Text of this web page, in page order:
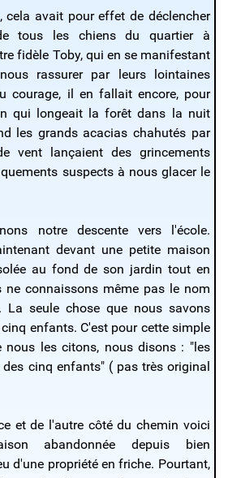
cela avait pour effet de déclencher
tous les chiens du quartier à
fidèle Toby, qui en se manifestant
rassurer par leurs lointaines
courage, il en fallait encore, pour
qui longeait la forêt dans la nuit
les grands acacias chahutés par
vent lançaient des grincements
suspects à nous glacer le
notre descente vers l'école.
devant une petite maison
au fond de son jardin tout en
ne connaissons même pas le nom
La seule chose que nous savons
enfants. C'est pour cette simple
nous les citons, nous disons : "les
cinq enfants" ( pas très original
et de l'autre côté du chemin voici
abandonnée depuis bien
d'une propriété en friche. Pourtant,